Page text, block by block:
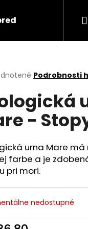
Podrobnosti
-
urna Mare
farbe a je
pri mori.
nedostupné